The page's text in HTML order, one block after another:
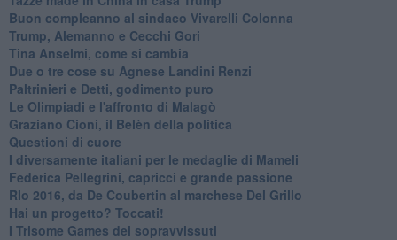
Buon compleanno al sindaco Vivarelli Colonna
Trump, Alemanno e Cecchi Gori
Tina Anselmi, come si cambia
Due o tre cose su Agnese Landini Renzi
Paltrinieri e Detti, godimento puro
Le Olimpiadi e l'affronto di Malagò
Graziano Cioni, il Belèn della politica
Questioni di cuore
I diversamente italiani per le medaglie di Mameli
Federica Pellegrini, capricci e grande passione
RIo 2016, da De Coubertin al marchese Del Grillo
​Hai un progetto? Toccati!
​I Trisome Games dei sopravvissuti